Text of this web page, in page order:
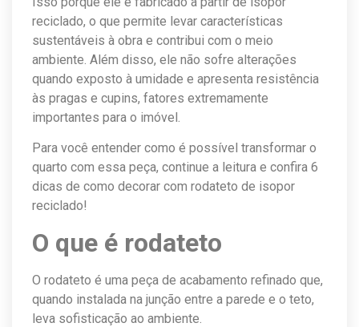
reciclado, o que permite levar características
sustentáveis à obra e contribui com o meio
ambiente. Além disso, ele não sofre alterações
quando exposto à umidade e apresenta resistência
às pragas e cupins, fatores extremamente
importantes para o imóvel.
Para você entender como é possível transformar o
quarto com essa peça, continue a leitura e confira 6
dicas de como decorar com rodateto de isopor
reciclado!
O que é rodateto
O rodateto é uma peça de acabamento refinado que,
quando instalada na junção entre a parede e o teto,
leva sofisticação ao ambiente.